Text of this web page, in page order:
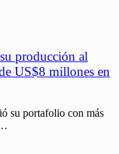
producción al
US$8 millones en
su portafolio con más